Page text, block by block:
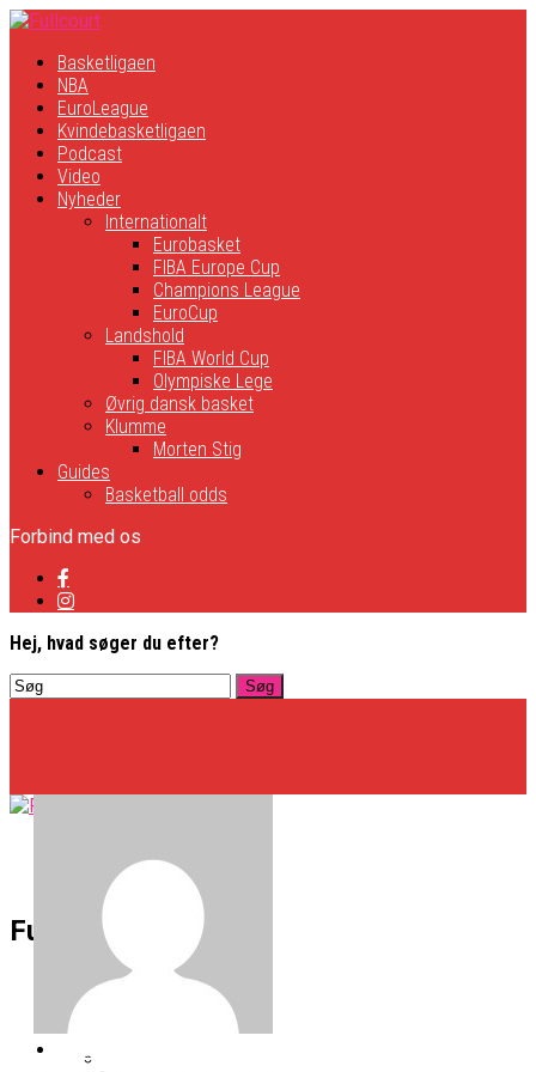
Basketligaen
NBA
EuroLeague
Kvindebasketligaen
Podcast
Video
Nyheder
Internationalt
Eurobasket
FIBA Europe Cup
Champions League
EuroCup
Landshold
FIBA World Cup
Olympiske Lege
Øvrig dansk basket
Klumme
Morten Stig
Guides
Basketball odds
Forbind med os
Hej, hvad søger du efter?
FullcourtBasketligaen
Officielt: Vejen Gafler Dansker Hos Rabbits
NBA